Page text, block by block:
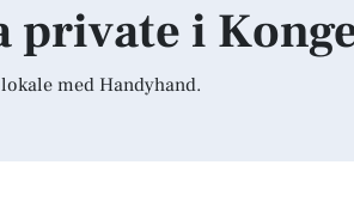
i
med Handyhand.